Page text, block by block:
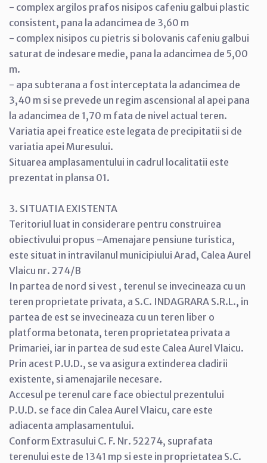
- complex argilos prafos nisipos cafeniu galbui plastic
consistent, pana la adancimea de 3,60 m
- complex nisipos cu pietris si bolovanis cafeniu galbui
saturat de indesare medie, pana la adancimea de 5,00
m.
- apa subterana a fost interceptata la adancimea de
3,40 m si se prevede un regim ascensional al apei pana
la adancimea de 1,70 m fata de nivel actual teren.
Variatia apei freatice este legata de precipitatii si de
variatia apei Muresului.
Situarea amplasamentului in cadrul localitatii este
prezentat in plansa 01.
3. SITUATIA EXISTENTA
Teritoriul luat in considerare pentru construirea
obiectivului propus –Amenajare pensiune turistica,
este situat in intravilanul municipiului Arad, Calea Aurel
Vlaicu nr. 274/B
In partea de nord si vest , terenul se invecineaza cu un
teren proprietate privata, a S.C. INDAGRARA S.R.L., in
partea de est se invecineaza cu un teren liber o
platforma betonata, teren proprietatea privata a
Primariei, iar in partea de sud este Calea Aurel Vlaicu.
Prin acest P.U.D., se va asigura extinderea cladirii
existente, si amenajarile necesare.
Accesul pe terenul care face obiectul prezentului
P.U.D. se face din Calea Aurel Vlaicu, care este
adiacenta amplasamentului.
Conform Extrasului C. F. Nr. 52274, suprafata
terenului este de 1341 mp si este in proprietatea S.C.